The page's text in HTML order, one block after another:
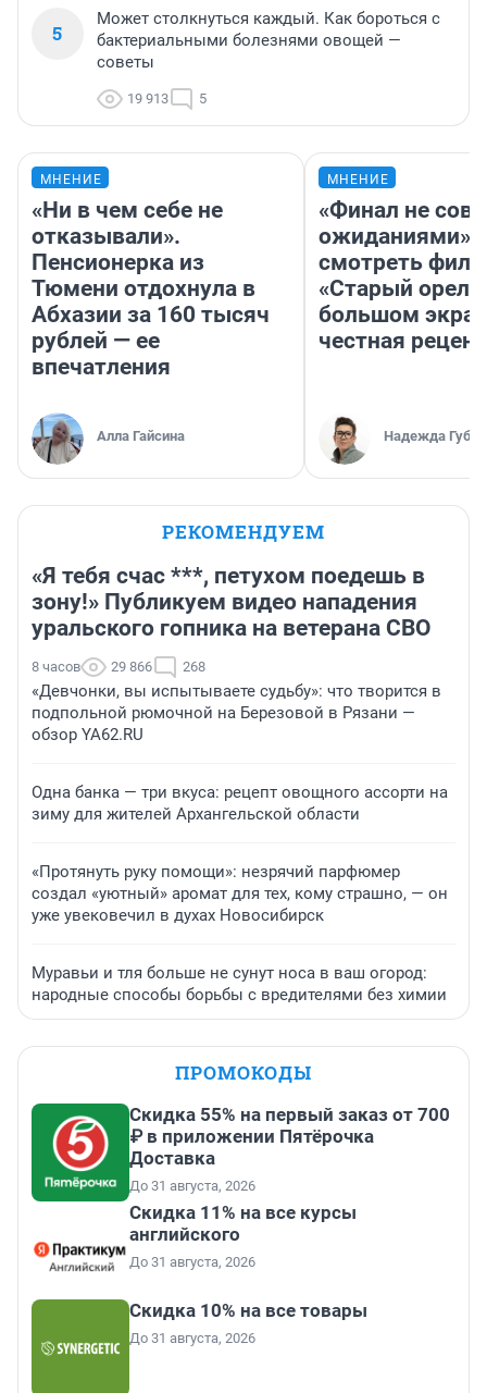
5
Может столкнуться каждый. Как бороться с
бактериальными болезнями овощей —
советы
19 913 5
МНЕНИЕ
«Ни в чем себе не
отказывали».
Пенсионерка из
Тюмени отдохнула в
Абхазии за 160 тысяч
рублей — ее
впечатления
Алла Гайсина
МНЕНИЕ
«Финал не
ожиданиями»:
смотреть
«Старый орел»
большом
честная
Надежда
РЕКОМЕНДУЕМ
«Я тебя счас ***, петухом поедешь в
зону!» Публикуем видео нападения
уральского гопника на ветерана СВО
8 часов 29 866 268
«Девчонки, вы испытываете судьбу»: что творится в
подпольной рюмочной на Березовой в Рязани —
обзор YA62.RU
Одна банка — три вкуса: рецепт овощного ассорти на
зиму для жителей Архангельской области
«Протянуть руку помощи»: незрячий парфюмер
создал «уютный» аромат для тех, кому страшно, — он
уже увековечил в духах Новосибирск
Муравьи и тля больше не сунут носа в ваш огород:
народные способы борьбы с вредителями без химии
ПРОМОКОДЫ
Скидка 55% на первый заказ от 700
₽ в приложении Пятёрочка
Доставка
До 31 августа, 2026
Скидка 11% на все курсы
английского
До 31 августа, 2026
Скидка 10% на все товары
До 31 августа, 2026